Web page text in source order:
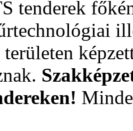
tenderek
területen